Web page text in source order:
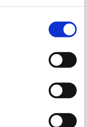
hon till slut i
Där, bland
tolkar, fann hon
kollegor och en